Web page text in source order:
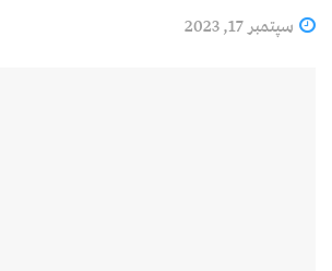
سپتمبر 17, 2023